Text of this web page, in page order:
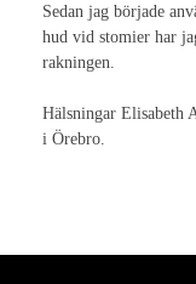
Stomityper
Sedan jag började
hud vid stomier har
rakningen.
Hälsningar Elisabeth
i Örebro.